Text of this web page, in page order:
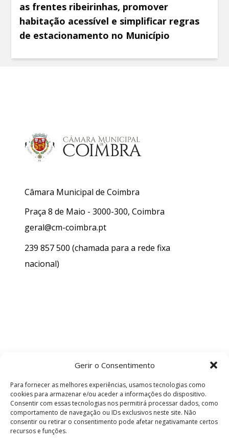
Gerir o Consentimento
Para fornecer as melhores experiências, usamos tecnologias como
cookies para armazenar e/ou aceder a informações do dispositivo.
Consentir com essas tecnologias nos permitirá processar dados, como
comportamento de navegação ou IDs exclusivos neste site. Não
consentir ou retirar o consentimento pode afetar negativamante certos
recursos e funções.
as frentes ribeirinhas, promover
habitação acessível e simplificar regras
de estacionamento no Município
Câmara Municipal de Coimbra
Praça 8 de Maio - 3000-300, Coimbra
geral@cm-coimbra.pt
239 857 500 (chamada para a rede fixa
nacional)